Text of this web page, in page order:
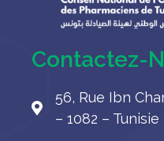
Contactez-
56, Rue Ibn
– 1082 – Tunisie